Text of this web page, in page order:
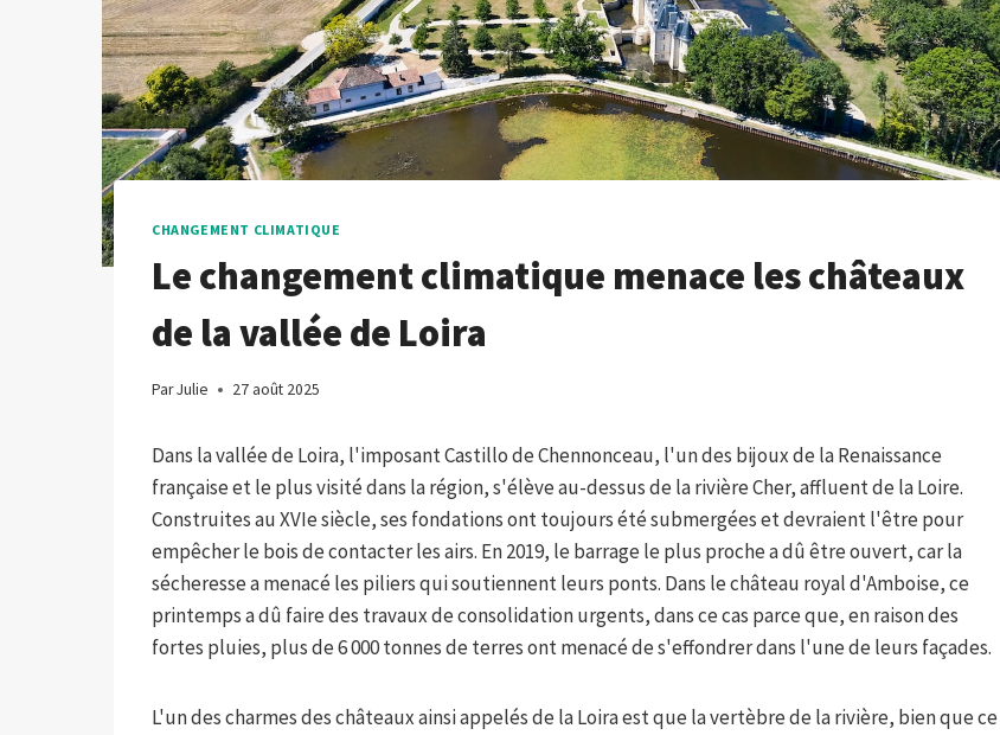
CHANGEMENT CLIMATIQUE
Le changement climatique menace les châteaux
de la vallée de Loira
ParJulie 27 août 2025
Dans la vallée de Loira, l'imposant Castillo de Chennonceau, l'un des bijoux de la Renaissance
française et le plus visité dans la région, s'élève au-dessus de la rivière Cher, affluent de la Loire.
Construites au XVIe siècle, ses fondations ont toujours été submergées et devraient l'être pour
empêcher le bois de contacter les airs. En 2019, le barrage le plus proche a dû être ouvert, car la
sécheresse a menacé les piliers qui soutiennent leurs ponts. Dans le château royal d'Amboise, ce
printemps a dû faire des travaux de consolidation urgents, dans ce cas parce que, en raison des
fortes pluies, plus de 6 000 tonnes de terres ont menacé de s'effondrer dans l'une de leurs façades.
L'un des charmes des châteaux ainsi appelés de la Loira est que la vertèbre de la rivière, bien que ce